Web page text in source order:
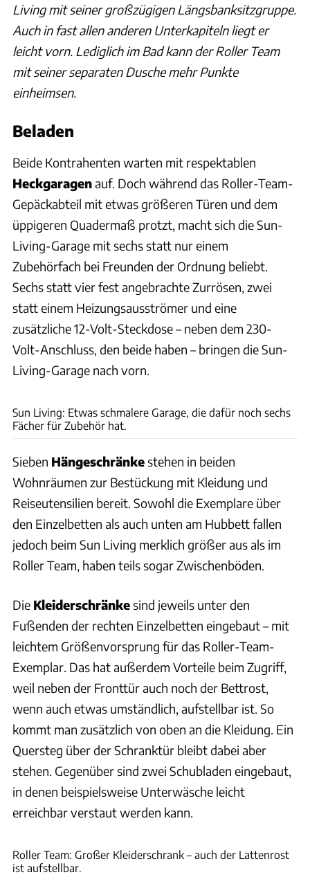
Living mit seiner großzügigen Längsbanksitzgruppe.
Auch in fast allen anderen Unterkapiteln liegt er
leicht vorn. Lediglich im Bad kann der Roller Team
mit seiner separaten Dusche mehr Punkte
einheimsen.
Beladen
Beide Kontrahenten warten mit respektablen
Heckgaragenauf. Doch während das Roller-Team-
Gepäckabteil mit etwas größeren Türen und dem
üppigeren Quadermaß protzt, macht sich die Sun-
Living-Garage mit sechs statt nur einem
Zubehörfach bei Freunden der Ordnung beliebt.
Sechs statt vier fest angebrachte Zurrösen, zwei
statt einem Heizungsausströmer und eine
zusätzliche 12-Volt-Steckdose – neben dem 230-
Volt-Anschluss, den beide haben – bringen die Sun-
Living-Garage nach vorn.
Sun Living: Etwas schmalere Garage, die dafür noch sechs
Fächer für Zubehör hat.
Sieben Hängeschränkestehen in beiden
Wohnräumen zur Bestückung mit Kleidung und
Reiseutensilien bereit. Sowohl die Exemplare über
den Einzelbetten als auch unten am Hubbett fallen
jedoch beim Sun Living merklich größer aus als im
Roller Team, haben teils sogar Zwischenböden.
Die Kleiderschränkesind jeweils unter den
Fußenden der rechten Einzelbetten eingebaut – mit
leichtem Größenvorsprung für das Roller-Team-
Exemplar. Das hat außerdem Vorteile beim Zugriff,
weil neben der Fronttür auch noch der Bettrost,
wenn auch etwas umständlich, aufstellbar ist. So
kommt man zusätzlich von oben an die Kleidung. Ein
Quersteg über der Schranktür bleibt dabei aber
stehen. Gegenüber sind zwei Schubladen eingebaut,
in denen beispielsweise Unterwäsche leicht
erreichbar verstaut werden kann.
Roller Team: Großer Kleiderschrank – auch der Lattenrost
ist aufstellbar.